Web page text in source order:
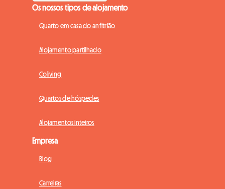
Os nossos tipos de alojamento
Quarto em casa do anfitrião
Alojamento partilhado
Coliving
Quartos de hóspedes
Alojamentos inteiros
Empresa
Blog
Carreiras